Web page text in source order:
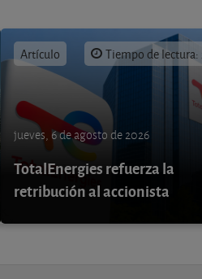
Artículo Tiempo de
jueves, 6 de agosto de 2026
TotalEnergies refuerza la
retribución al accionista